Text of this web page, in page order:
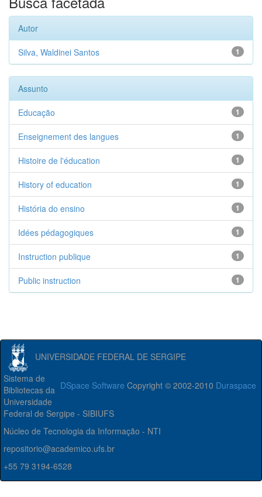
Autor
1
Silva, Waldinei Santos
Assunto
1
Educação
1
Enseignement des langues
1
Histoire de l'éducation
1
History of education
1
História do ensino
1
Idées pédagogiques
1
Instruction publique
1
Public instruction
UNIVERSIDADE FEDERAL DE SERGIPE
DSpace Software Copyright © 2002-2010 Duraspace
Sistema de
Bibliotecas da
Universidade
Federal de Sergipe - SIBIUFS
Núcleo de Tecnologia da Informação - NTI
repositorio@academico.ufs.br
+55 79 3194-6528